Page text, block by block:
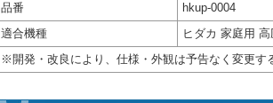
品番
hkup-0004
適合機種
ヒダカ 家庭用
※開発・改良により、仕様・外観は予告なく変更す